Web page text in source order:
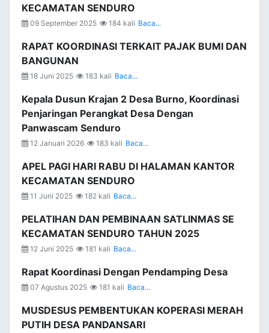
KECAMATAN SENDURO
09 September 2025 184 kali Baca...
RAPAT KOORDINASI TERKAIT PAJAK BUMI DAN
BANGUNAN
18 Juni 2025 183 kali Baca...
Kepala Dusun Krajan 2 Desa Burno, Koordinasi
Penjaringan Perangkat Desa Dengan
Panwascam Senduro
12 Januari 2026 183 kali Baca...
APEL PAGI HARI RABU DI HALAMAN KANTOR
KECAMATAN SENDURO
11 Juni 2025 182 kali Baca...
PELATIHAN DAN PEMBINAAN SATLINMAS SE
KECAMATAN SENDURO TAHUN 2025
12 Juni 2025 181 kali Baca...
Rapat Koordinasi Dengan Pendamping Desa
07 Agustus 2025 181 kali Baca...
MUSDESUS PEMBENTUKAN KOPERASI MERAH
PUTIH DESA PANDANSARI